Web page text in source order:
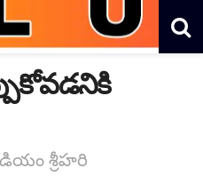
శ్రీ‌హ‌రి